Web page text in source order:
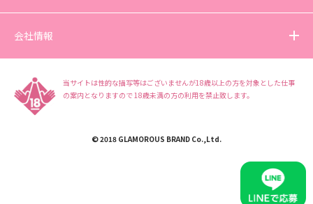
会社情報
当サイトは性的な描写等はございませんが18歳以上の方を対象とした仕事
の案内となりますので 18歳未満の方の利用を禁止致します。
© 2018 GLAMOROUS BRAND Co.,Ltd.